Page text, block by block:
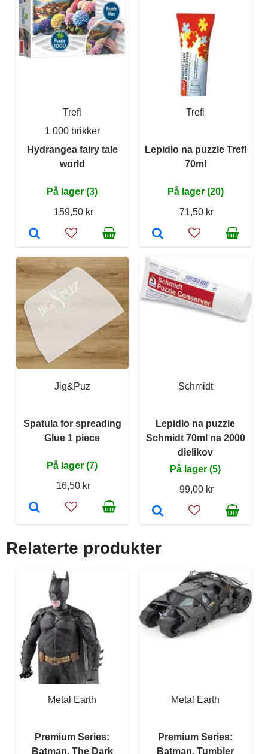
Trefl
1 000 brikker
Hydrangea fairy tale
world
På lager (3)
159,50 kr
Trefl
Lepidlo na puzzle Trefl
70ml
På lager (20)
71,50 kr
Jig&Puz
Spatula for spreading
Glue 1 piece
På lager (7)
16,50 kr
Schmidt
Lepidlo na puzzle
Schmidt 70ml na 2000
dielikov
På lager (5)
99,00 kr
Relaterte produkter
Metal Earth
Premium Series:
Batman, The Dark
Metal Earth
Premium Series:
Batman, Tumbler